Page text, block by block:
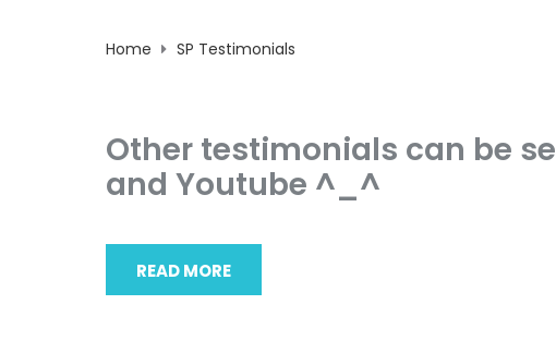
Home SP Testimonials
Other testimonials can be
and Youtube ^_^
READ MORE